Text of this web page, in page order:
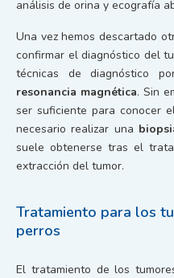
análisis de orina y ecografía
Una vez hemos descartado
confirmar el diagnóstico del
técnicas de diagnóstico
resonancia magnética. Sin
ser suficiente para conocer
necesario realizar una
suele obtenerse tras el
extracción del tumor.
Tratamiento para los
perros
El tratamiento de los